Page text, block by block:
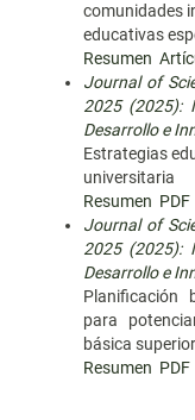
comunidades
educativas
Resumen
Journal of
2025 (2025):
Desarrollo e
Estrategias
universitaria
Resumen PDF
Journal of
2025 (2025):
Desarrollo e
Planificación
para
básica superior
Resumen PDF